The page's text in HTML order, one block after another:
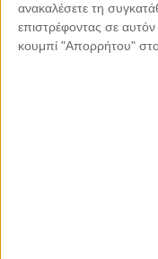
ανακαλέσετε τη
επιστρέφοντας σε
κουμπί "Απορρήτου"